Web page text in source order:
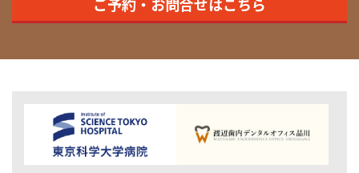
ご予約・お問合せはこちら